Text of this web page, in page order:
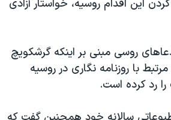
این اقدام روسیه، خواستار آزادی
روسی مبنی بر اینکه گرشکویچ
با روزنامه نگاری در روسیه
رد کرده است.